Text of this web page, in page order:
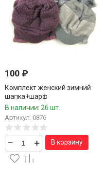
100 ₽
Комплект женский зимний
шапка+шарф
В наличии: 26 шт.
Артикул: 0876
– + В корзину